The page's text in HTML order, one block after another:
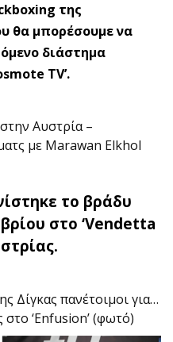
της
θα μπορέσουμε να
διάστημα
TV’.
Αυστρία –
με Marawan Elkhol
το βράδυ
στο ‘Vendetta
Δίγκας πανέτοιμοι για…
‘Enfusion’ (φωτό)